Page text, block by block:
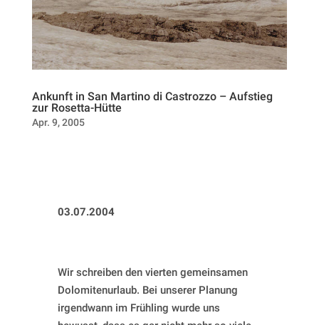
Ankunft in San Martino di Castrozzo – Aufstieg
zur Rosetta-Hütte
Apr. 9, 2005
03.07.2004
Wir schreiben den vierten gemeinsamen
Dolomitenurlaub. Bei unserer Planung
irgendwann im Frühling wurde uns